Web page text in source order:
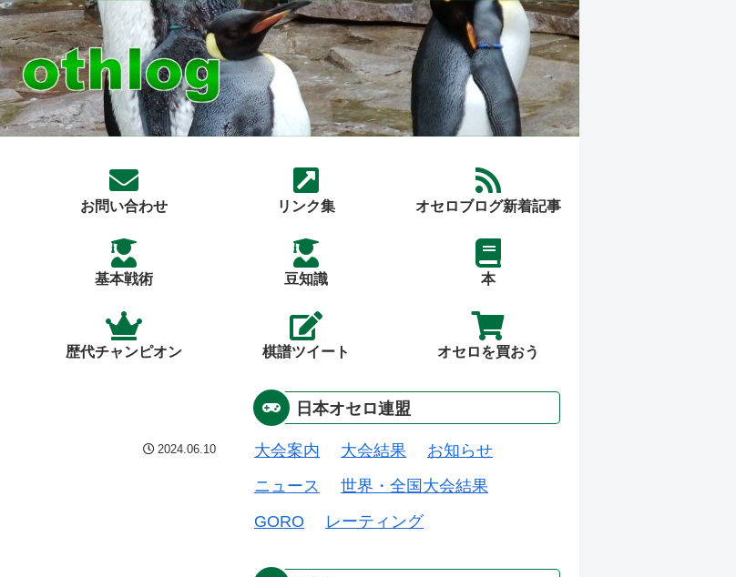
お問い合わせ リンク集 オセロブログ新着記事
基本戦術 豆知識 本
歴代チャンピオン 棋譜ツイート オセロを買おう
2024.06.10
日本オセロ連盟
大会案内 大会結果
お知らせ
ニュース
世界・全国大会結果
GORO
レーティング